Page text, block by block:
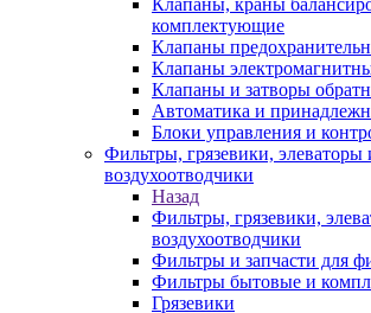
Клапаны, краны
комплектующие
Клапаны
Клапаны
Клапаны и затворы
Автоматика и
Блоки управления и
Фильтры, грязевики, элеваторы
воздухоотводчики
Назад
Фильтры, грязевики,
воздухоотводчики
Фильтры и запчасти для
Фильтры бытовые и
Грязевики